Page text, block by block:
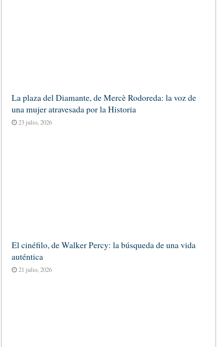
La plaza del Diamante, de Mercè Rodoreda: la voz de
una mujer atravesada por la Historia
23 julio, 2026
El cinéfilo, de Walker Percy: la búsqueda de una vida
auténtica
21 julio, 2026